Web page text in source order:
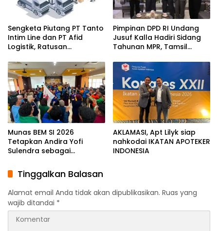
Sengketa Piutang PT Tanto
Intim Line dan PT Afid
Logistik, Ratusan
Indonesia Timur Ikut
Dirugikan
Pimpinan DPD RI Undang
Jusuf Kalla Hadiri Sidang
Tahunan MPR, Tamsil
Membangun Solidaritas
Kepemimpinan Bangsa
Munas BEM SI 2026
Tetapkan Andira Yofi
Sulendra sebagai
AKLAMASI, ​Apt Lilyk siap
nahkodai IKATAN APOTEKER
INDONESIA
Tinggalkan Balasan
Alamat email Anda tidak akan dipublikasikan. Ruas yang
wajib ditandai *